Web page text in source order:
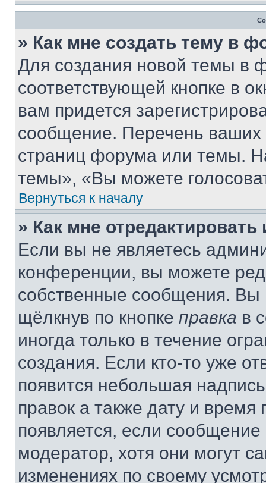
» Как мне создать тему в
Для создания новой темы в
соответствующей кнопке в
вам придется
сообщение. Перечень ваших
страниц форума или темы.
темы», «Вы можете
Вернуться к началу
» Как мне
Если вы не являетесь
конференции, вы можете
собственные сообщения. Вы
щёлкнув по кнопке правка в
иногда только в течение
создания. Если кто-то уже
появится небольшая
правок а также дату и
появляется, если
модератор, хотя они могут
изменениях по своему